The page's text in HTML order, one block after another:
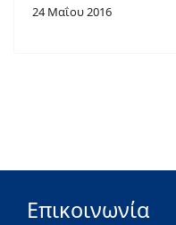
24 Μαΐου 2016
Επικοινωνία